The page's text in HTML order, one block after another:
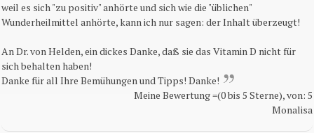
weil es sich "zu positiv" anhörte und sich wie die "üblichen"
Wunderheilmittel anhörte, kann ich nur sagen: der Inhalt überzeugt!
An Dr. von Helden, ein dickes Danke, daß sie das Vitamin D nicht für
sich behalten haben!
Danke für all Ihre Bemühungen und Tipps! Danke!
Meine Bewertung =(0 bis 5 Sterne), von: 5
Monalisa